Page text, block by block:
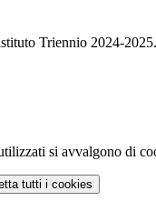
Triennio 2024-
si avvalgono di
tutti i cookies